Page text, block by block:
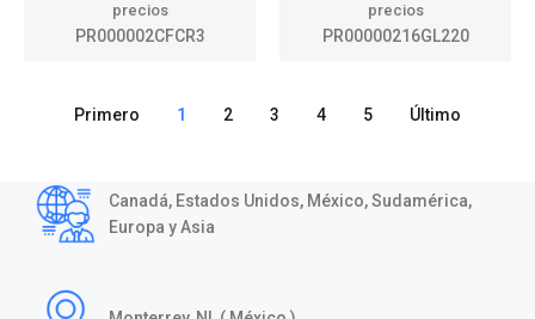
precios
PR000002CFCR3
precios
PR00000216GL220
Primero 1 2 3 4 5 Último
Canadá, Estados Unidos, México, Sudamérica,
Europa y Asia